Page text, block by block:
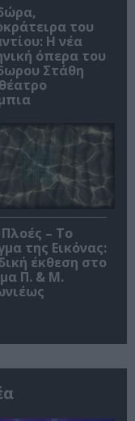
του
Η νέα
όπερα του
Στάθη
Πλοές – Το
της Εικόνας:
έκθεση στο
Π. & Μ.